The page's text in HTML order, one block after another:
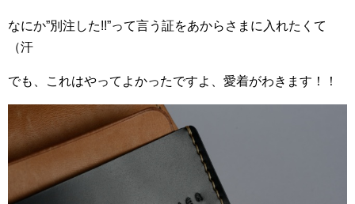
なにか”別注した!!”って言う証をあからさまに入れたくて
（汗
でも、これはやってよかったですよ、愛着がわきます！！